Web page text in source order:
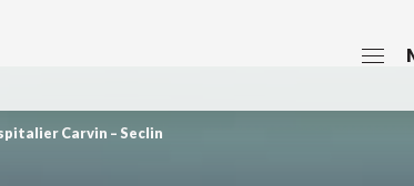
Carvin – Seclin